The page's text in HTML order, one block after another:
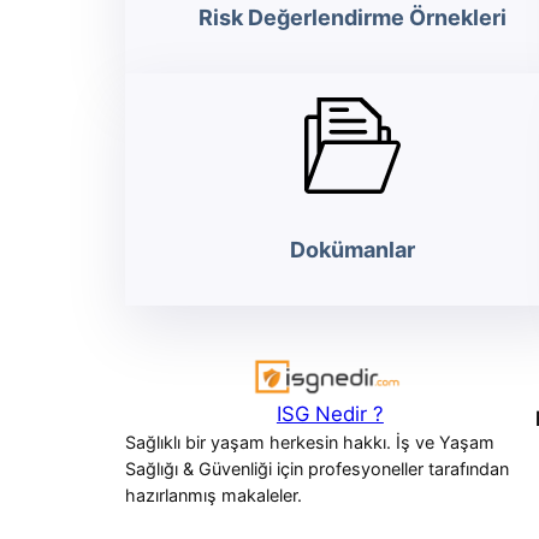
Risk Değerlendirme Örnekleri
Dokümanlar
ISG Nedir ?
Sağlıklı bir yaşam herkesin hakkı. İş ve Yaşam
Sağlığı & Güvenliği için profesyoneller tarafından
hazırlanmış makaleler.